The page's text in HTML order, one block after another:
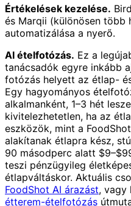
Értékelések kezelése.
és Marqii (különösen több
automatizálása a nyerő.
AI ételfotózás. Ez a
tanácsadók egyre inkább
fotózás helyett az étlap-
Egy hagyományos
alkalmanként, 1–3 hét
kivitelezhetetlen, ha az
eszközök, mint a
alakítanak étlapra kész,
90 másodperc alatt
teszi pénzügyileg
étlapváltáskor. Aktuális
FoodShot AI árazást, vagy
étterem-ételfotózás